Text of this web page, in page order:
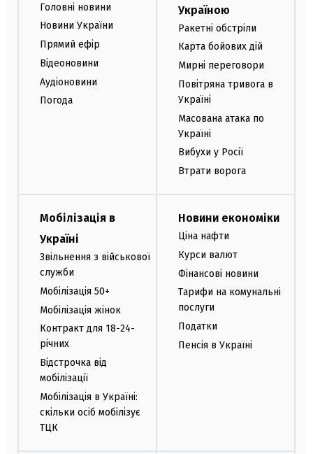
Головні новини
Новини України
Прямий ефір
Відеоновини
Аудіоновини
Погода
Україною
Ракетні обстріли
Карта бойових дій
Мирні переговори
Повітряна тривога в
Україні
Масована атака по
Україні
Вибухи у Росії
Втрати ворога
Мобілізація в
Україні
Звільнення з військової
служби
Мобілізація 50+
Мобілізація жінок
Контракт для 18-24-
річних
Відстрочка від
мобілізації
Мобілізація в Україні:
скільки осіб мобілізує
ТЦК
Новини економіки
Ціна нафти
Курси валют
Фінансові новини
Тарифи на комунальні
послуги
Податки
Пенсія в Україні